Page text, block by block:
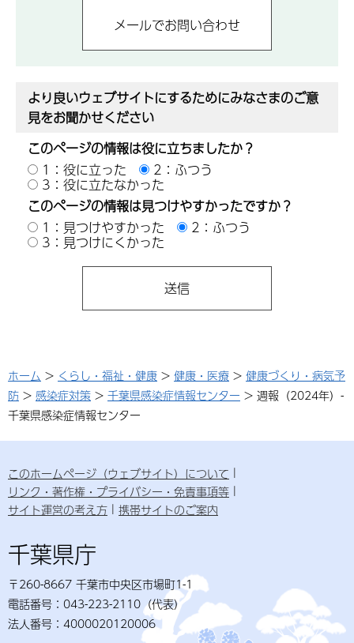
より良いウェブサイトにするためにみなさまのご意
見をお聞かせください
このページの情報は役に立ちましたか？
1：役に立った
2：ふつう
3：役に立たなかった
このページの情報は見つけやすかったですか？
1：見つけやすかった
2：ふつう
3：見つけにくかった
ホーム > くらし・福祉・健康 > 健康・医療 > 健康づくり・病気予
防 > 感染症対策 > 千葉県感染症情報センター > 週報（2024年）-
千葉県感染症情報センター
このホームページ（ウェブサイト）について
リンク・著作権・プライバシー・免責事項等
サイト運営の考え方
携帯サイトのご案内
千葉県庁
〒260-8667 千葉市中央区市場町1-1
電話番号：043-223-2110（代表）
法人番号：4000020120006